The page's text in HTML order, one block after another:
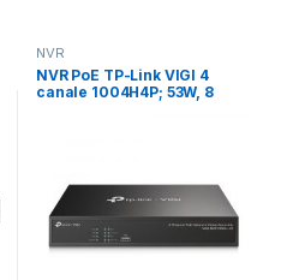
NVR
NVR PoE TP-Link VIGI 4
canale 1004H4P; 53W, 8